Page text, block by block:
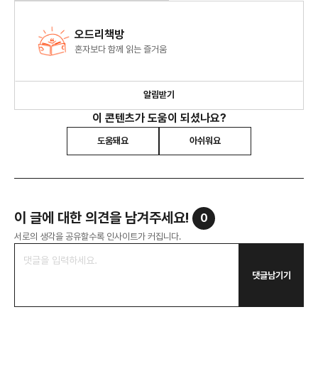
오드리책방
혼자보다 함께 읽는 즐거움
알림받기
이 콘텐츠가 도움이 되셨나요?
도움돼요 아쉬워요
이 글에 대한 의견을 남겨주세요! 0
서로의 생각을 공유할수록 인사이트가 커집니다.
댓글남기기